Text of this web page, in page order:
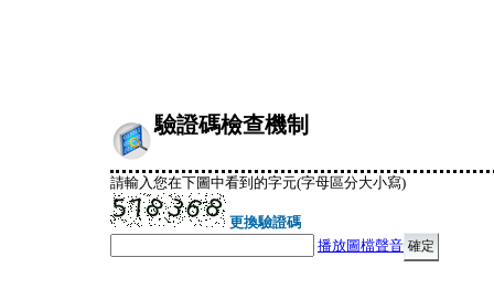
驗證碼檢查機制
請輸入您在下圖中看到的字元(字母區分大小寫)
更換驗證碼
播放圖檔聲音